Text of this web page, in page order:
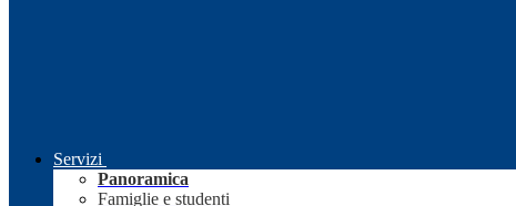
Servizi
Panoramica
Famiglie e studenti